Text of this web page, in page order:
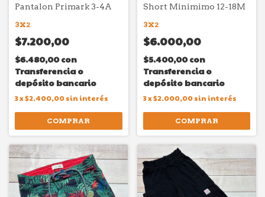
Pantalon Primark 3-4A
3X2
$7.200,00
$6.480,00con
Transferencia o
depósito bancario
3x$2.400,00sin interés
COMPRAR
Short Minimimo 12-18M
3X2
$6.000,00
$5.400,00con
Transferencia o
depósito bancario
3x$2.000,00 sin interés
COMPRAR